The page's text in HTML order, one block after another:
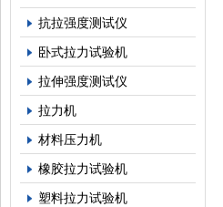
抗拉强度测试仪
卧式拉力试验机
拉伸强度测试仪
拉力机
材料压力机
橡胶拉力试验机
塑料拉力试验机